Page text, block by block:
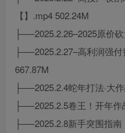
【】.mp4 502.24M
├──2025.2.26–2025原价
├──2025.2.27–高利润强
667.87M
├──2025.2.4蛇年打法·大
├──2025.2.5卷王！开年作
├──2025.2.8新手突围指